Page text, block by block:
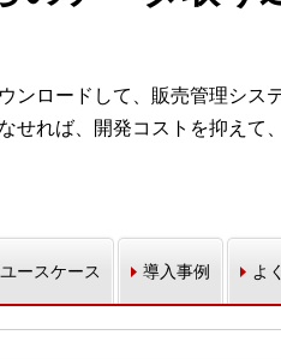
ンロードして、販売管理シ
せれば、開発コストを抑え
ユースケース 導入事例 よ